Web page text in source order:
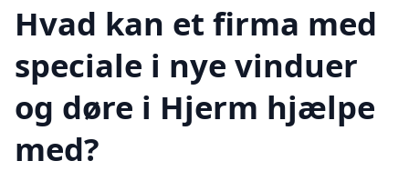
Hvad kan et firma med
speciale i nye vinduer
og døre i Hjerm hjælpe
med?